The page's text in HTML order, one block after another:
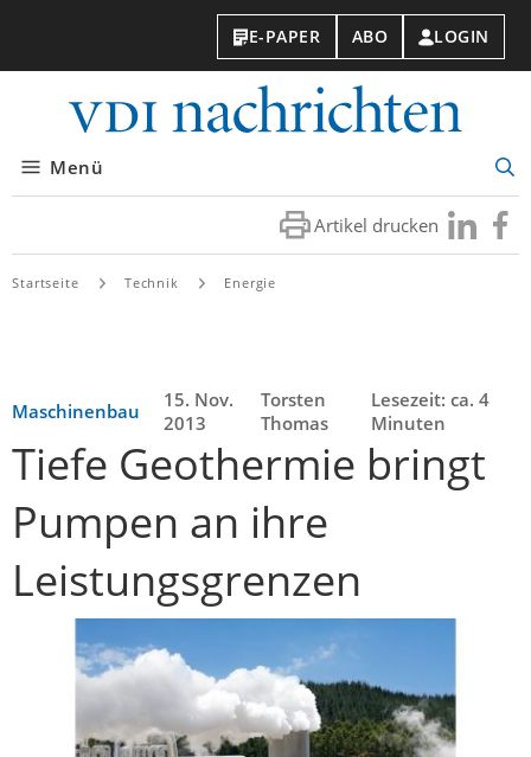
E-PAPER ABO LOGIN
Menü
Artikel drucken Besuchen
Sie
Sie
Startseite Technik Energie
Maschinenbau
15. Nov.
2013
Torsten
Thomas
Lesezeit: ca. 4
Minuten
Tiefe Geothermie bringt
Pumpen an ihre
Leistungsgrenzen